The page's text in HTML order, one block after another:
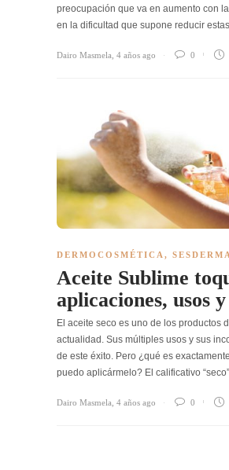
preocupación que va en aumento con
en la dificultad que supone reducir
Dairo Masmela 4 años ago 0
DERMOCOSMÉTICA,
Aceite Sublime
aplicaciones, usos
El aceite seco es uno de los productos
actualidad. Sus múltiples usos y sus
de este éxito. Pero ¿qué es
puedo aplicármelo? El calificativo
Dairo Masmela, 4 años ago 0